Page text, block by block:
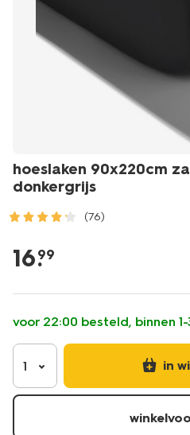
hoeslaken 90x220cm
donkergrijs
(76)
slapen/slapen/hoeslaken/
90x220cm-
katoen-
donkergrijs-
-5190047.html
16.
99
voor 22:00 besteld, binnen
1 in